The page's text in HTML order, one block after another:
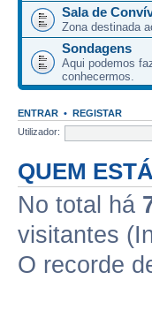
Sala de
Zona destinada
Sondagens
Aqui podemos
conhecermos.
ENTRAR • REGISTAR
Utilizador:
QUEM
No total há
visitantes
O recorde